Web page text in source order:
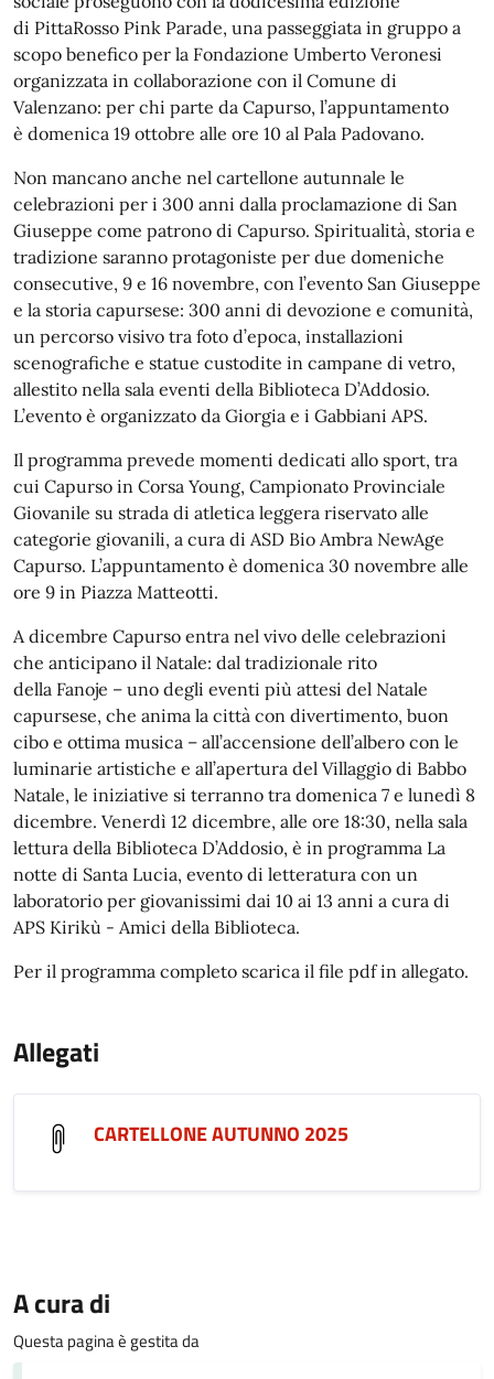
di PittaRosso Pink Parade, una passeggiata in gruppo a
scopo benefico per la Fondazione Umberto Veronesi
organizzata in collaborazione con il Comune di
Valenzano: per chi parte da Capurso, l’appuntamento
è domenica 19 ottobre alle ore 10 al Pala Padovano.
Non mancano anche nel cartellone autunnale le
celebrazioni per i 300 anni dalla proclamazione di San
Giuseppe come patrono di Capurso. Spiritualità, storia e
tradizione saranno protagoniste per due domeniche
consecutive, 9 e 16 novembre, con l’evento San Giuseppe
e la storia capursese: 300 anni di devozione e comunità,
un percorso visivo tra foto d’epoca, installazioni
scenografiche e statue custodite in campane di vetro,
allestito nella sala eventi della Biblioteca D’Addosio.
L’evento è organizzato da Giorgia e i Gabbiani APS.
Il programma prevede momenti dedicati allo sport, tra
cui Capurso in Corsa Young, Campionato Provinciale
Giovanile su strada di atletica leggera riservato alle
categorie giovanili, a cura di ASD Bio Ambra NewAge
Capurso. L’appuntamento è domenica 30 novembre alle
ore 9 in Piazza Matteotti.
A dicembre Capurso entra nel vivo delle celebrazioni
che anticipano il Natale: dal tradizionale rito
della Fanoje – uno degli eventi più attesi del Natale
capursese, che anima la città con divertimento, buon
cibo e ottima musica – all’accensione dell’albero con le
luminarie artistiche e all’apertura del Villaggio di Babbo
Natale, le iniziative si terranno tra domenica 7 e lunedì 8
dicembre. Venerdì 12 dicembre, alle ore 18:30, nella sala
lettura della Biblioteca D’Addosio, è in programma La
notte di Santa Lucia, evento di letteratura con un
laboratorio per giovanissimi dai 10 ai 13 anni a cura di
APS Kirikù - Amici della Biblioteca.
Per il programma completo scarica il file pdf in allegato.
Allegati
CARTELLONE AUTUNNO 2025
A cura di
Questa pagina è gestita da